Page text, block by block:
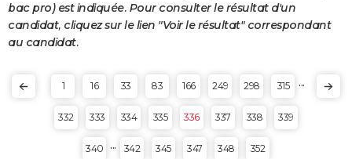
Bricolage
Lifestyle
Culture
Sport
Auto
Television
Voyage
Cinema
bac pro) est indiquée. Pour consulter le résultat d'un
candidat, cliquez sur le lien "Voir le résultat" correspondant
au candidat.
1 16 33 83 166 249 298 315 ...
332 333 334 335 336 337 338 339
340 ... 342 345 347 348 352